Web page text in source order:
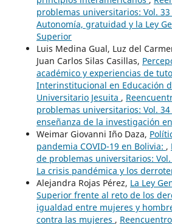
problemas universitarios: Vol.
Autonomía, gratuidad y la Ley
Superior
Luis Medina Gual, Luz del
Juan Carlos Silas Casillas,
académico y experiencias de
Interinstitucional en Educación
Universitario Jesuita ,
problemas universitarios: Vol. 34
enseñanza de la investigación
Weimar Giovanni Iño Daza,
pandemia COVID-19 en Bolivia: ,
de problemas universitarios:
La crisis pandémica y los
Alejandra Rojas Pérez, La Ley
Superior frente al reto de los
igualdad entre mujeres y
contra las mujeres ,